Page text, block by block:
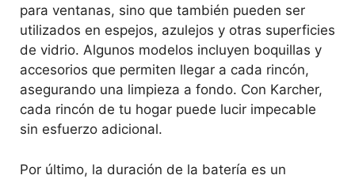
para ventanas, sino que también pueden ser
utilizados en espejos, azulejos y otras superficies
de vidrio. Algunos modelos incluyen boquillas y
accesorios que permiten llegar a cada rincón,
asegurando una limpieza a fondo. Con Karcher,
cada rincón de tu hogar puede lucir impecable
sin esfuerzo adicional.
Por último, la duración de la batería es un